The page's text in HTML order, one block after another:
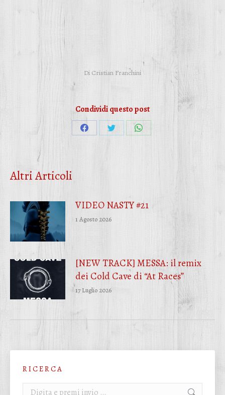
Di Cristian Franchini
Condividi questo post
CondividiCondividiCondividi
Altri Articoli
VIDEO NASTY #21
1 Agosto 2026
[NEW TRACK] MESSA: il remix
dei Cold Cave di “At Races”
17 Luglio 2026
R I C E R C A
Cerca: